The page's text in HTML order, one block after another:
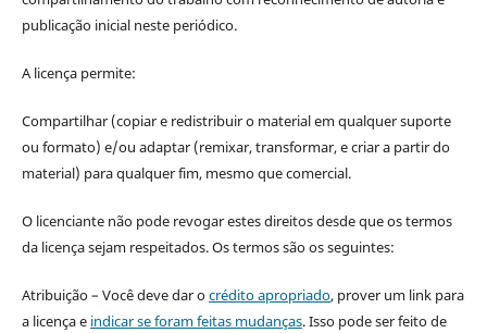
publicação inicial neste periódico.
A licença permite:
Compartilhar (copiar e redistribuir o material em qualquer suporte
ou formato) e/ou adaptar (remixar, transformar, e criar a partir do
material) para qualquer fim, mesmo que comercial.
O licenciante não pode revogar estes direitos desde que os termos
da licença sejam respeitados. Os termos são os seguintes:
Atribuição – Você deve dar ocrédito apropriado, prover um link para
a licença e indicar se foram feitas mudanças. Isso pode ser feito de